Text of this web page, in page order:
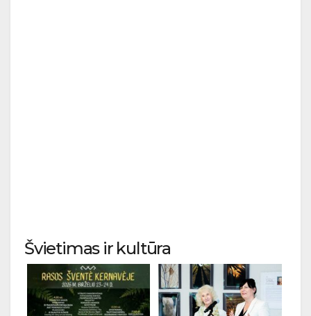
Švietimas ir kultūra